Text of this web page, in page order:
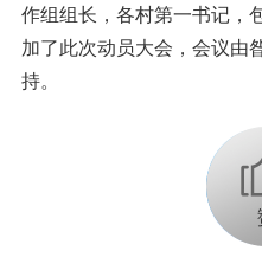
作组组长，各村第一书记，
加了此次动员大会，会议由
持。